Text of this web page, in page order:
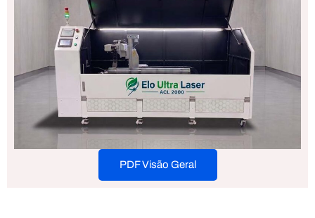
PDF Visão Geral